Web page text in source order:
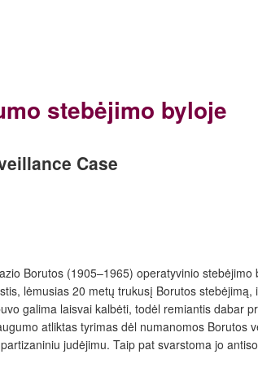
stebėjimo byloje
Case
Borutos (1905–1965) operatyvinio
lėmusias 20 metų trukusį Borutos
galima laisvai kalbėti, todėl remiantis
atliktas tyrimas dėl numanomos
judėjimu. Taip pat svarstoma jo